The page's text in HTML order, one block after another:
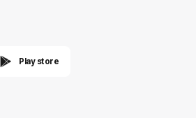
Play store